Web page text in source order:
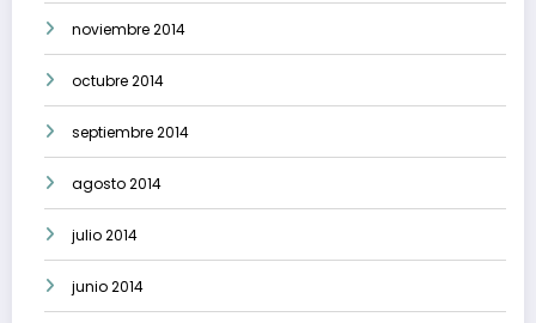
noviembre 2014
octubre 2014
septiembre 2014
agosto 2014
julio 2014
junio 2014